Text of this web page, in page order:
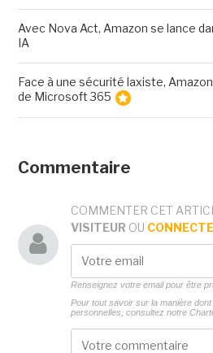
Avec Nova Act, Amazon se lance
IA
Face à une sécurité laxiste,
de Microsoft 365
Commentaire
COMMENTER CET
VISITEUR OU
Renseignez votre email pour être
Pour tout savoir sur la manière
personnelles, consultez notre